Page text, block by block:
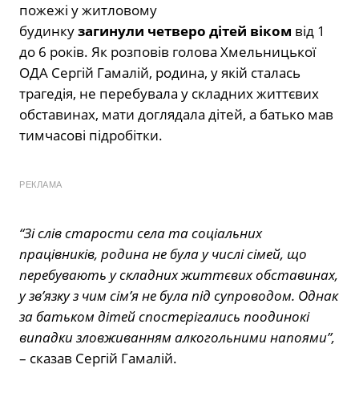
пожежі у житловому
будинкузагинули четверо дітей віком від 1
до 6 років. Як розповів голова Хмельницької
ОДА Сергій Гамалій, родина, у якій сталась
трагедія, не перебувала у складних життєвих
обставинах, мати доглядала дітей, а батько мав
тимчасові підробітки.
РЕКЛАМА
“Зі слів старости села та соціальних
працівників, родина не була у числі сімей, що
перебувають у складних життєвих обставинах,
у зв’язку з чим сім’я не була під супроводом. Однак
за батьком дітей спостерігались поодинокі
випадки зловживанням алкогольними напоями”,
– сказав Сергій Гамалій.